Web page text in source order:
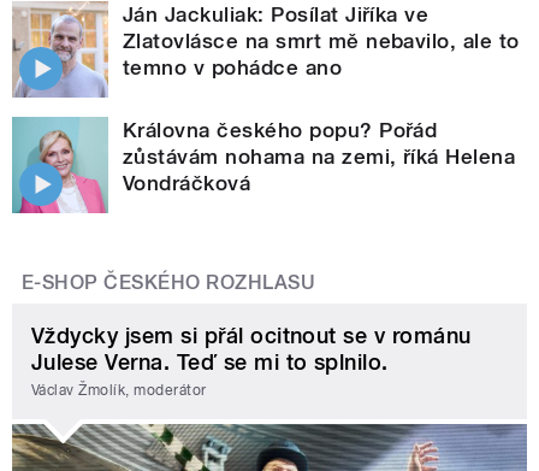
Ján Jackuliak: Posílat Jiříka ve
Zlatovlásce na smrt mě nebavilo, ale to
temno v pohádce ano
Královna českého popu? Pořád
zůstávám nohama na zemi, říká Helena
Vondráčková
E-SHOP ČESKÉHO ROZHLASU
Vždycky jsem si přál ocitnout se v románu
Julese Verna. Teď se mi to splnilo.
Václav Žmolík, moderátor